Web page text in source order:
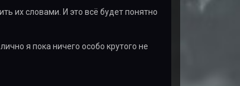
их словами. И это всё будет понятно
я пока ничего особо крутого не